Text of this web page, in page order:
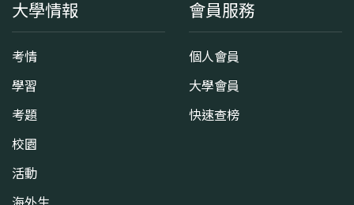
大學情報
考情
學習
考題
校園
活動
會員服務
個人會員
大學會員
快速查榜